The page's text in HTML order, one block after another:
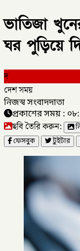
ভাতিজা
ঘর পুড়িয়ে
দ
দেশ সময়
নিজস্ব সংবাদদাতা
প্রকাশের সময় :
ছবি তৈরি করুন:
ফেসবুক
টুইটার